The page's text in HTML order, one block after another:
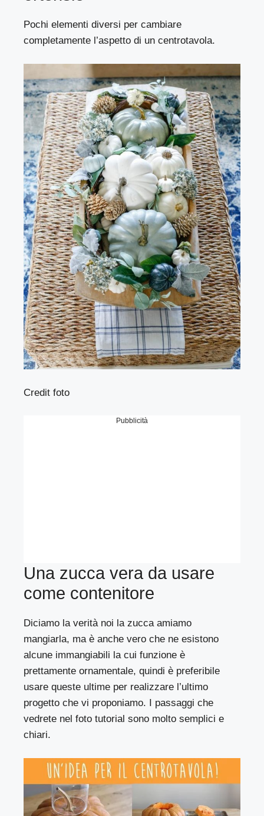
Pochi elementi diversi per cambiare
completamente l’aspetto di un centrotavola.
Credit foto
Pubblicità
Una zucca vera da usare
come contenitore
Diciamo la verità noi la zucca amiamo
mangiarla, ma è anche vero che ne esistono
alcune immangiabili la cui funzione è
prettamente ornamentale, quindi è preferibile
usare queste ultime per realizzare l’ultimo
progetto che vi proponiamo. I passaggi che
vedrete nel foto tutorial sono molto semplici e
chiari.